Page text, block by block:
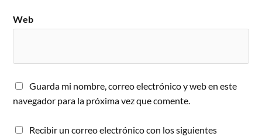
Web
Guarda mi nombre, correo electrónico y web en este
navegador para la próxima vez que comente.
Recibir un correo electrónico con los siguientes